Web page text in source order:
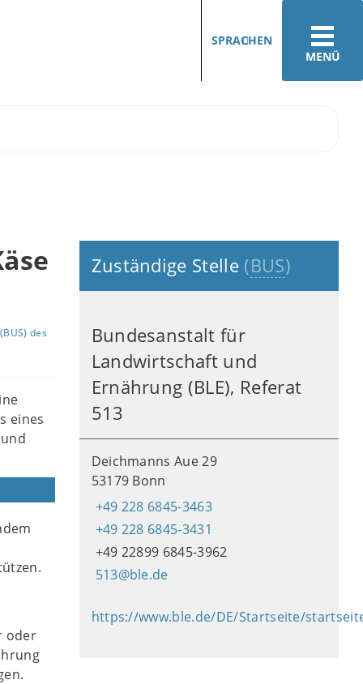
MENÜ
SPRACHEN
des
eines
oder
Zuständige Stelle (BUS)
Bundesanstalt für
Landwirtschaft und
Ernährung (BLE), Referat
513
Deichmanns Aue 29
53179 Bonn
+49 228 6845-3463
+49 228 6845-3431
+49 22899 6845-3962
513@ble.de
https://www.ble.de/DE/Startseite/